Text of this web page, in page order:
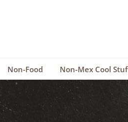
Non-Food Non-Mex Cool